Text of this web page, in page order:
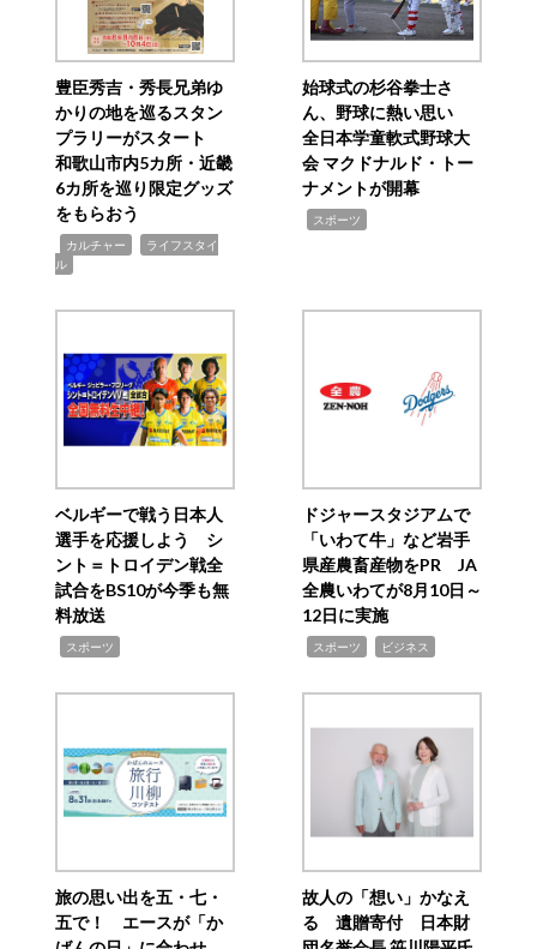
豊臣秀吉・秀長兄弟ゆ
かりの地を巡るスタン
プラリーがスタート
和歌山市内5カ所・近畿
6カ所を巡り限定グッズ
をもらおう
カルチャー
ライフスタイ
ル
始球式の杉谷拳士さ
ん、野球に熱い思い
全日本学童軟式野球大
会 マクドナルド・トー
ナメントが開幕
スポーツ
ベルギーで戦う日本人
選手を応援しよう シ
ント＝トロイデン戦全
試合をBS10が今季も無
料放送
スポーツ
ドジャースタジアムで
「いわて牛」など岩手
県産農畜産物をPR JA
全農いわてが8月10日～
12日に実施
スポーツ ビジネス
旅の思い出を五・七・
五で！ エースが「か
故人の「想い」かなえ
る 遺贈寄付 日本財